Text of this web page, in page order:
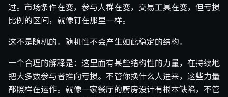
过。市场条件在变，参与人群在变，交易工具在变，但亏损
比例的区间，就像钉在那里一样。
这不是随机的。随机性不会产生如此稳定的结构。
一个合理的解释是：这里面有某些结构性的力量，在持续地
把大多数参与者推向亏损。不管你换什么人进来，这些力量
都照样在运作。就像一家餐厅的厨房设计有根本缺陷，不管